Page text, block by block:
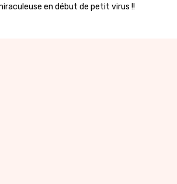
en début de petit virus !!